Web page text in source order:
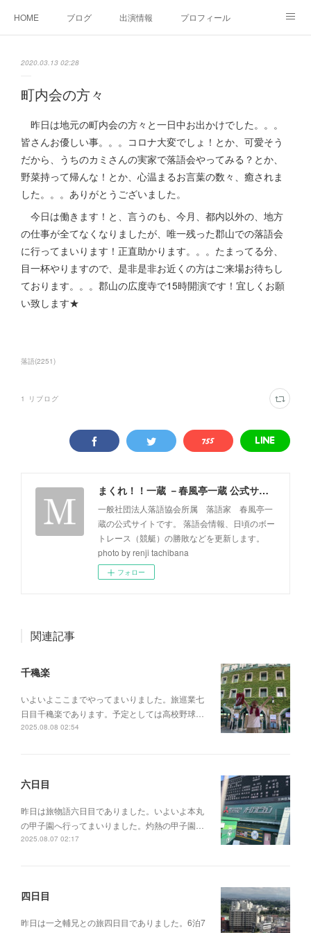
HOME ブログ 出演情報 プロフィール
2020.03.13 02:28
町内会の方々
昨日は地元の町内会の方々と一日中お出かけでした。。。
皆さんお優しい事。。。コロナ大変でしょ！とか、可愛そう
だから、うちのカミさんの実家で落語会やってみる？とか、
野菜持って帰んな！とか、心温まるお言葉の数々、癒されま
した。。。ありがとうございました。
今日は働きます！と、言うのも、今月、都内以外の、地方
の仕事が全てなくなりましたが、唯一残った郡山での落語会
に行ってまいります！正直助かります。。。たまってる分、
目一杯やりますので、是非是非お近くの方はご来場お待ちし
ております。。。郡山の広度寺で15時開演です！宜しくお願
い致します★
落語(2251)
1 リブログ
まくれ！！一蔵 －春風亭一蔵 公式サイト－
一般社団法人落語協会所属 落語家 春風亭一
蔵の公式サイトです。 落語会情報、日頃のボー
トレース（競艇）の勝敗などを更新します。
photo by renji tachibana
フォロー
関連記事
千穐楽
いよいよここまでやってまいりました。旅巡業七
日目千穐楽であります。予定としては高校野球…
2025.08.08 02:54
六日目
昨日は旅物語六日目でありました。いよいよ本丸
の甲子園へ行ってまいりました。灼熱の甲子園…
2025.08.07 02:17
四日目
昨日は一之輔兄との旅四日目でありました。6泊7